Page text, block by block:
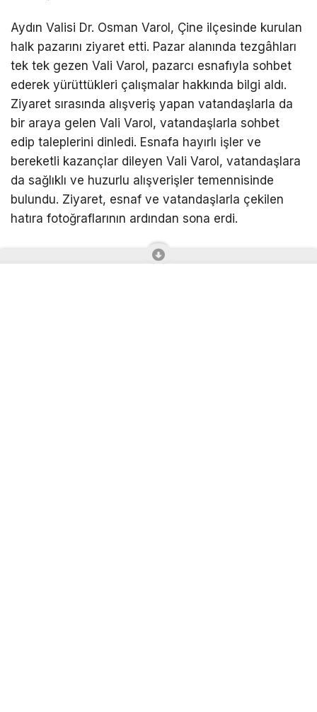
Aydın Valisi Dr. Osman Varol, Çine ilçesinde kurulan
halk pazarını ziyaret etti. Pazar alanında tezgâhları
tek tek gezen Vali Varol, pazarcı esnafıyla sohbet
ederek yürüttükleri çalışmalar hakkında bilgi aldı.
Ziyaret sırasında alışveriş yapan vatandaşlarla da
bir araya gelen Vali Varol, vatandaşlarla sohbet
edip taleplerini dinledi. Esnafa hayırlı işler ve
bereketli kazançlar dileyen Vali Varol, vatandaşlara
da sağlıklı ve huzurlu alışverişler temennisinde
bulundu. Ziyaret, esnaf ve vatandaşlarla çekilen
hatıra fotoğraflarının ardından sona erdi.